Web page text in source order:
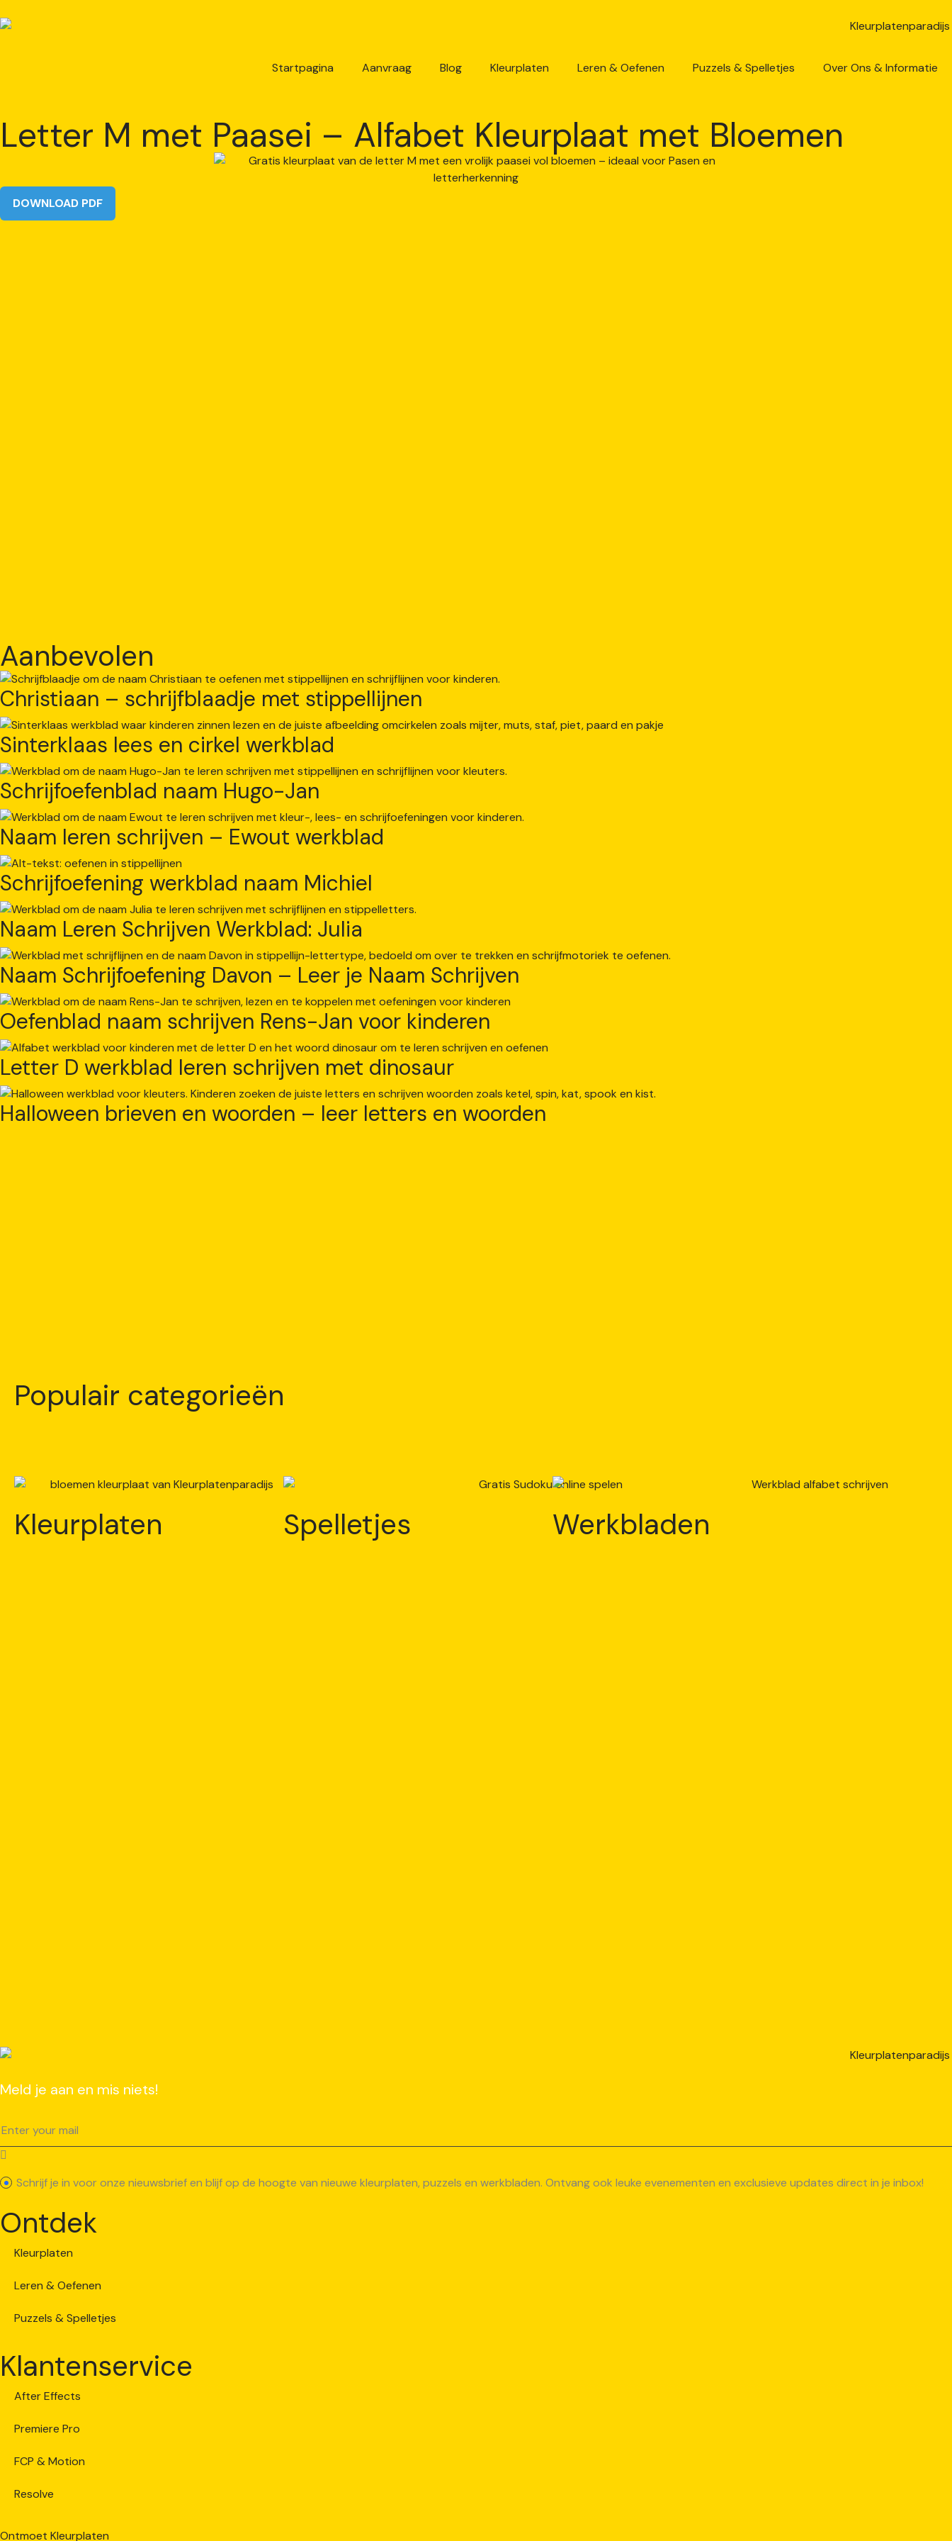
Startpagina Aanvraag Blog Kleurplaten Leren & Oefenen Puzzels & Spelletjes Over Ons & Informatie
Letter M met Paasei – Alfabet Kleurplaat met Bloemen
DOWNLOAD PDF
Aanbevolen
Christiaan – schrijfblaadje met stippellijnen
Sinterklaas lees en cirkel werkblad
Schrijfoefenblad naam Hugo-Jan
Naam leren schrijven – Ewout werkblad
Schrijfoefening werkblad naam Michiel
Naam Leren Schrijven Werkblad: Julia
Naam Schrijfoefening Davon – Leer je Naam Schrijven
Oefenblad naam schrijven Rens-Jan voor kinderen
Letter D werkblad leren schrijven met dinosaur
Halloween brieven en woorden – leer letters en woorden
Populair categorieën
Kleurplaten Spelletjes Werkbladen
Meld je aan en mis niets!
Schrijf je in voor onze nieuwsbrief en blijf op de hoogte van nieuwe kleurplaten, puzzels en werkbladen. Ontvang ook leuke evenementen en exclusieve updates direct in je inbox!
Ontdek
Kleurplaten
Leren & Oefenen
Puzzels & Spelletjes
Klantenservice
After Effects
Premiere Pro
FCP & Motion
Resolve
Ontmoet Kleurplaten